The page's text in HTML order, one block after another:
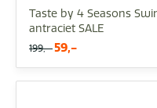
Taste by 4 Seasons
antraciet SALE
199,- 59,-